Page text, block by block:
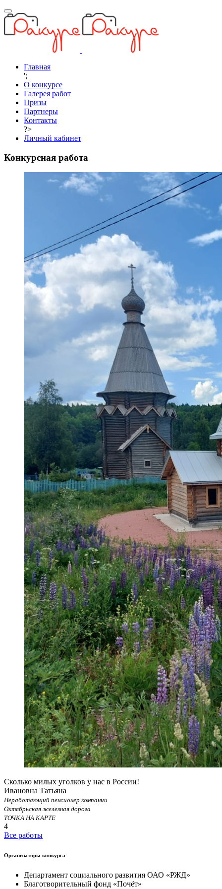
Главная
';
О конкурсе
Галерея работ
Призы
Партнеры
Контакты
?>
Личный кабинет
Конкурсная работа
Сколько милых уголков у нас в России!
Ивановна Татьяна
Неработающий пенсионер компании
Октябрьская железная дорога
ТОЧКА НА КАРТЕ
4
Все работы
Организаторы конкурса
Департамент социального развития ОАО «РЖД»
Благотворительный фонд «Почёт»